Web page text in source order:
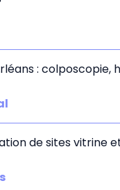
: colposcopie,
de sites